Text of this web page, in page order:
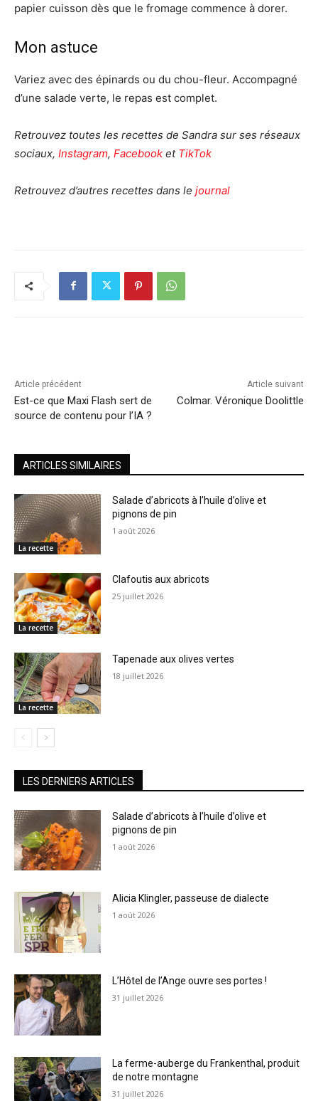
papier cuisson dès que le fromage commence à dorer.
Mon astuce
Variez avec des épinards ou du chou-fleur. Accompagné
d’une salade verte, le repas est complet.
Retrouvez toutes les recettes de Sandra sur ses réseaux
sociaux, Instagram, Facebook et TikTok
Retrouvez d’autres recettes dans le journal
Article précédent
Est-ce que Maxi Flash sert de
source de contenu pour l’IA ?
Article suivant
Colmar. Véronique Doolittle
ARTICLES SIMILAIRES
La recette
Salade d’abricots à l’huile d’olive et
pignons de pin
1 août 2026
La recette
Clafoutis aux abricots
25 juillet 2026
La recette
Tapenade aux olives vertes
18 juillet 2026
LES DERNIERS ARTICLES
Salade d’abricots à l’huile d’olive et
pignons de pin
1 août 2026
Alicia Klingler, passeuse de dialecte
1 août 2026
L’Hôtel de l’Ange ouvre ses portes !
31 juillet 2026
La ferme-auberge du Frankenthal, produit
de notre montagne
31 juillet 2026